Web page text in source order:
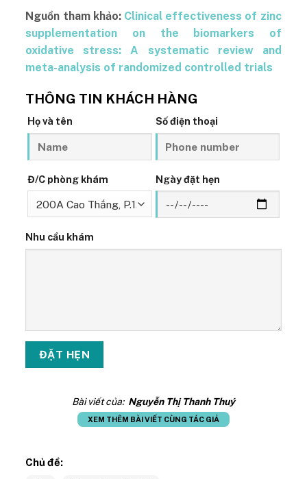
Nguồn tham khảo: Clinical effectiveness of zinc
supplementation on the biomarkers of
oxidative stress: A systematic review and
meta-analysis of randomized controlled trials
THÔNG TIN KHÁCH HÀNG
Họ và tên Số điện thoại
Đ/C phòng khám Ngày đặt hẹn
Nhu cầu khám
Bài viết của: Nguyễn Thị Thanh Thuý
XEM THÊM BÀI VIẾT CÙNG TÁC GIẢ
Chủ đề: